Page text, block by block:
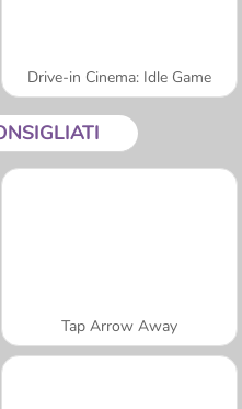
Drive-in Cinema: Idle Game
Tap Arrow Away